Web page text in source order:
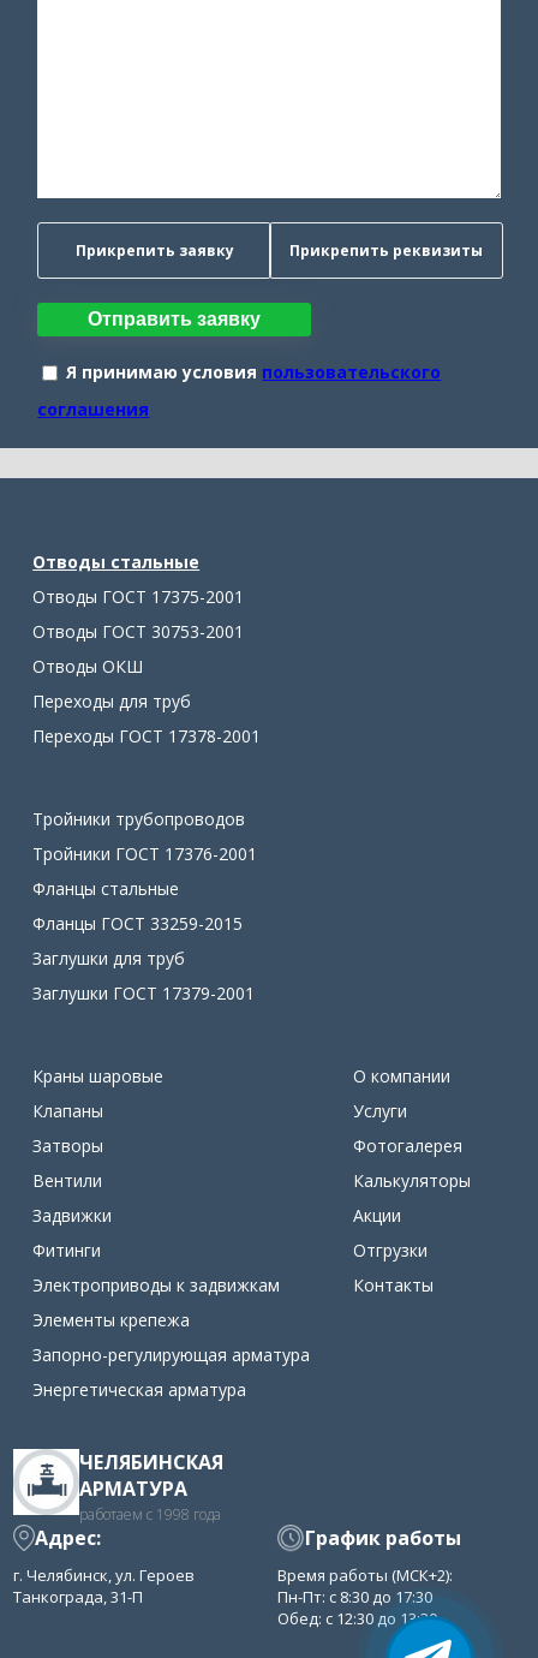
Прикрепить заявку Прикрепить реквизиты
Отправить заявку
Я принимаю условия пользовательского
соглашения
Отводы стальные
Отводы ГОСТ 17375-2001
Отводы ГОСТ 30753-2001
Отводы ОКШ
Переходы для труб
Переходы ГОСТ 17378-2001
Тройники трубопроводов
Тройники ГОСТ 17376-2001
Фланцы стальные
Фланцы ГОСТ 33259-2015
Заглушки для труб
Заглушки ГОСТ 17379-2001
Краны шаровые
Клапаны
Затворы
Вентили
Задвижки
Фитинги
Электроприводы к задвижкам
Элементы крепежа
Запорно-регулирующая арматура
Энергетическая арматура
О компании
Услуги
Фотогалерея
Калькуляторы
Акции
Отгрузки
Контакты
ЧЕЛЯБИНСКАЯ
АРМАТУРА
работаем с 1998 года
Адрес:
г. Челябинск, ул. Героев
Танкограда, 31-П
График работы
Время работы (МСК+2):
Пн-Пт: с 8:30 до 17:30
Обед: с 12:30 до 13:30